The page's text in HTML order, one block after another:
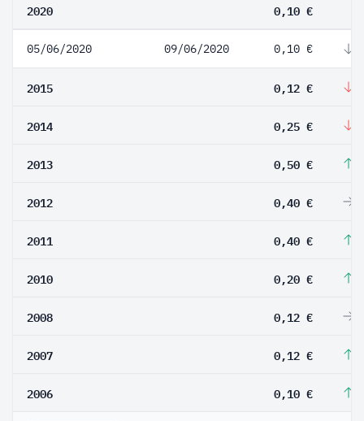
2020 0,10 €
05/06/2020 09/06/2020 0,10 €
2015 0,12 €
2014 0,25 €
2013 0,50 €
2012 0,40 €
2011 0,40 €
2010 0,20 €
2008 0,12 €
2007 0,12 €
2006 0,10 €